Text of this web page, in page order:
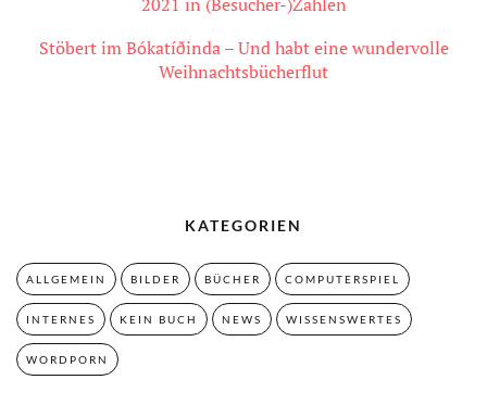
Stöbert im Bókatíðinda – Und habt eine wundervolle
Weihnachtsbücherflut
KATEGORIEN
ALLGEMEIN BILDER BÜCHER COMPUTERSPIEL
INTERNES KEIN BUCH NEWS WISSENSWERTES
WORDPORN